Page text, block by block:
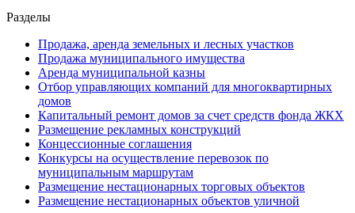
Разделы
Продажа, аренда земельных и лесных участков
Продажа муниципального имущества
Аренда муниципальной казны
Отбор управляющих компаний для многоквартирных
домов
Капитальный ремонт домов за счет средств фонда ЖКХ
Размещение рекламных конструкций
Концессионные соглашения
Конкурсы на осуществление перевозок по
муниципальным маршрутам
Размещение нестационарных торговых объектов
Размещение нестационарных объектов уличной